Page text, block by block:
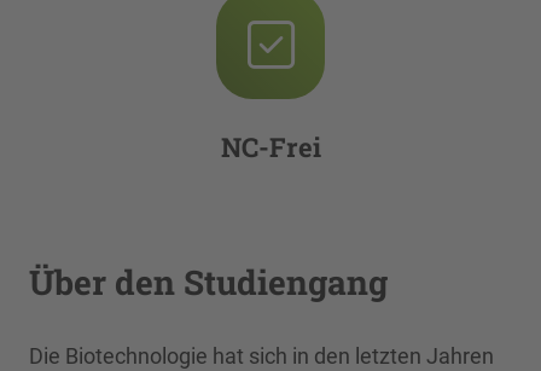
NC-Frei
Über den Studiengang
Die Biotechnologie hat sich in den letzten Jahren